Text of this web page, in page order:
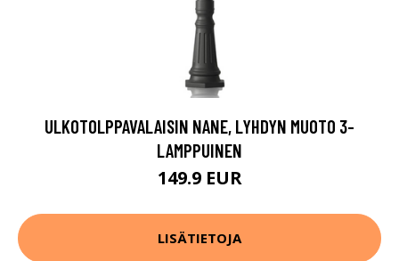
ULKOTOLPPAVALAISIN NANE, LYHDYN MUOTO 3-
LAMPPUINEN
149.9 EUR
LISÄTIETOJA